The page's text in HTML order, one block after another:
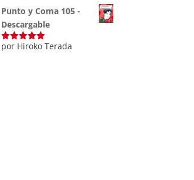
Punto y Coma 105 -
Descargable
Valorado
por Hiroko Terada